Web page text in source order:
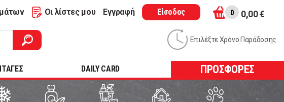
Οι λίστες μου Εγγραφή Είσοδος 0 0,00 €
Επιλέξτε Χρόνο Παράδοσης
DAILY CARD ΠΡΟΣΦΟΡΕΣ